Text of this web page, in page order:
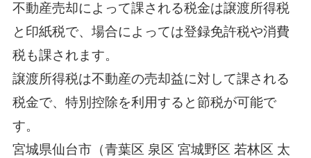
不動産売却によって課される税金は譲渡所得税
と印紙税で、場合によっては登録免許税や消費
税も課されます。
譲渡所得税は不動産の売却益に対して課される
税金で、特別控除を利用すると節税が可能で
す。
宮城県仙台市（青葉区 泉区 宮城野区 若林区 太